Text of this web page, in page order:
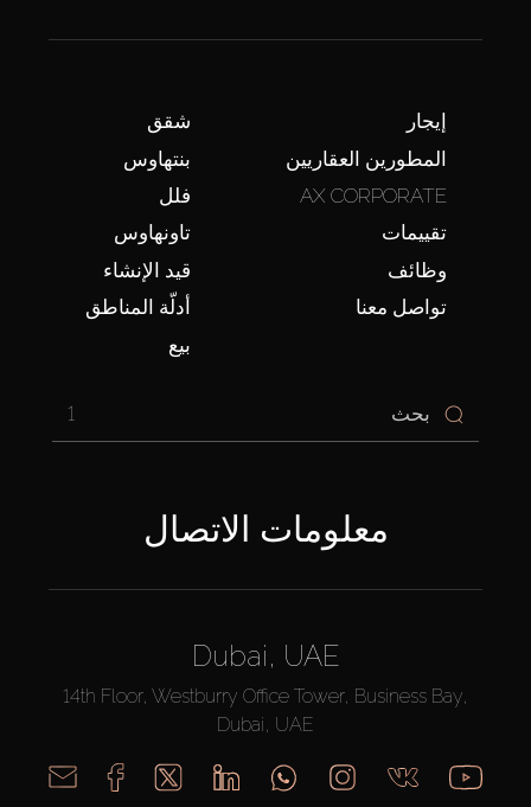
شقق
بنتهاوس
فلل
تاونهاوس
قيد الإنشاء
أدلّة المناطق
بيع
إيجار
المطورين العقاريين
AX CORPORATE
تقييمات
وظائف
تواصل معنا
1
معلومات الاتصال
Dubai, UAE
14th Floor, Westburry Office Tower, Business Bay,
Dubai, UAE